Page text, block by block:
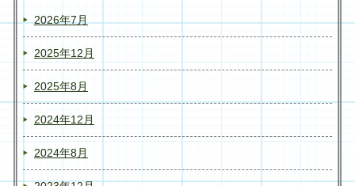
2026年7月
2025年12月
2025年8月
2024年12月
2024年8月